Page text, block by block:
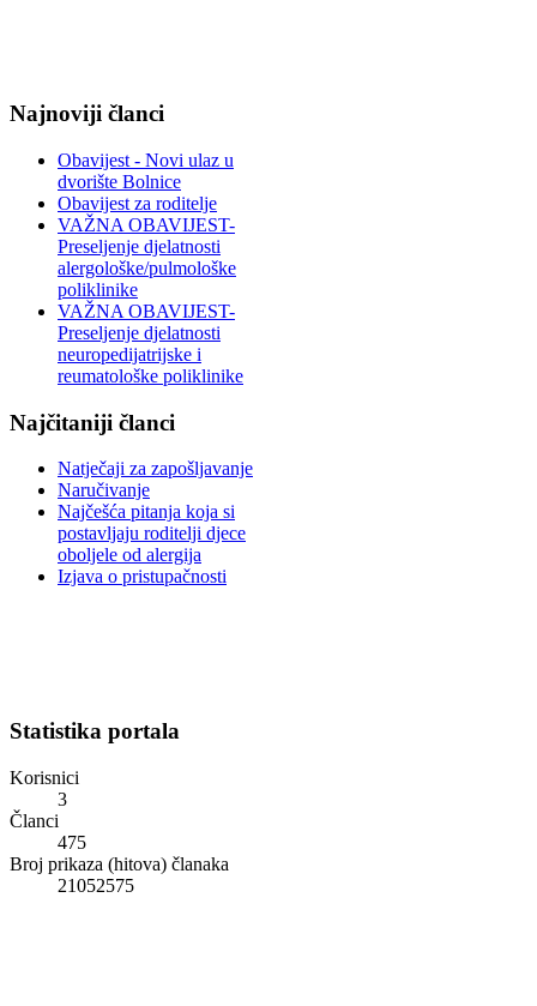
Najnoviji članci
Obavijest - Novi ulaz u
dvorište Bolnice
Obavijest za roditelje
VAŽNA OBAVIJEST-
Preseljenje djelatnosti
alergološke/pulmološke
poliklinike
VAŽNA OBAVIJEST-
Preseljenje djelatnosti
neuropedijatrijske i
reumatološke poliklinike
Najčitaniji članci
Natječaji za zapošljavanje
Naručivanje
Najčešća pitanja koja si
postavljaju roditelji djece
oboljele od alergija
Izjava o pristupačnosti
Statistika portala
Korisnici
3
Članci
475
Broj prikaza (hitova) članaka
21052575